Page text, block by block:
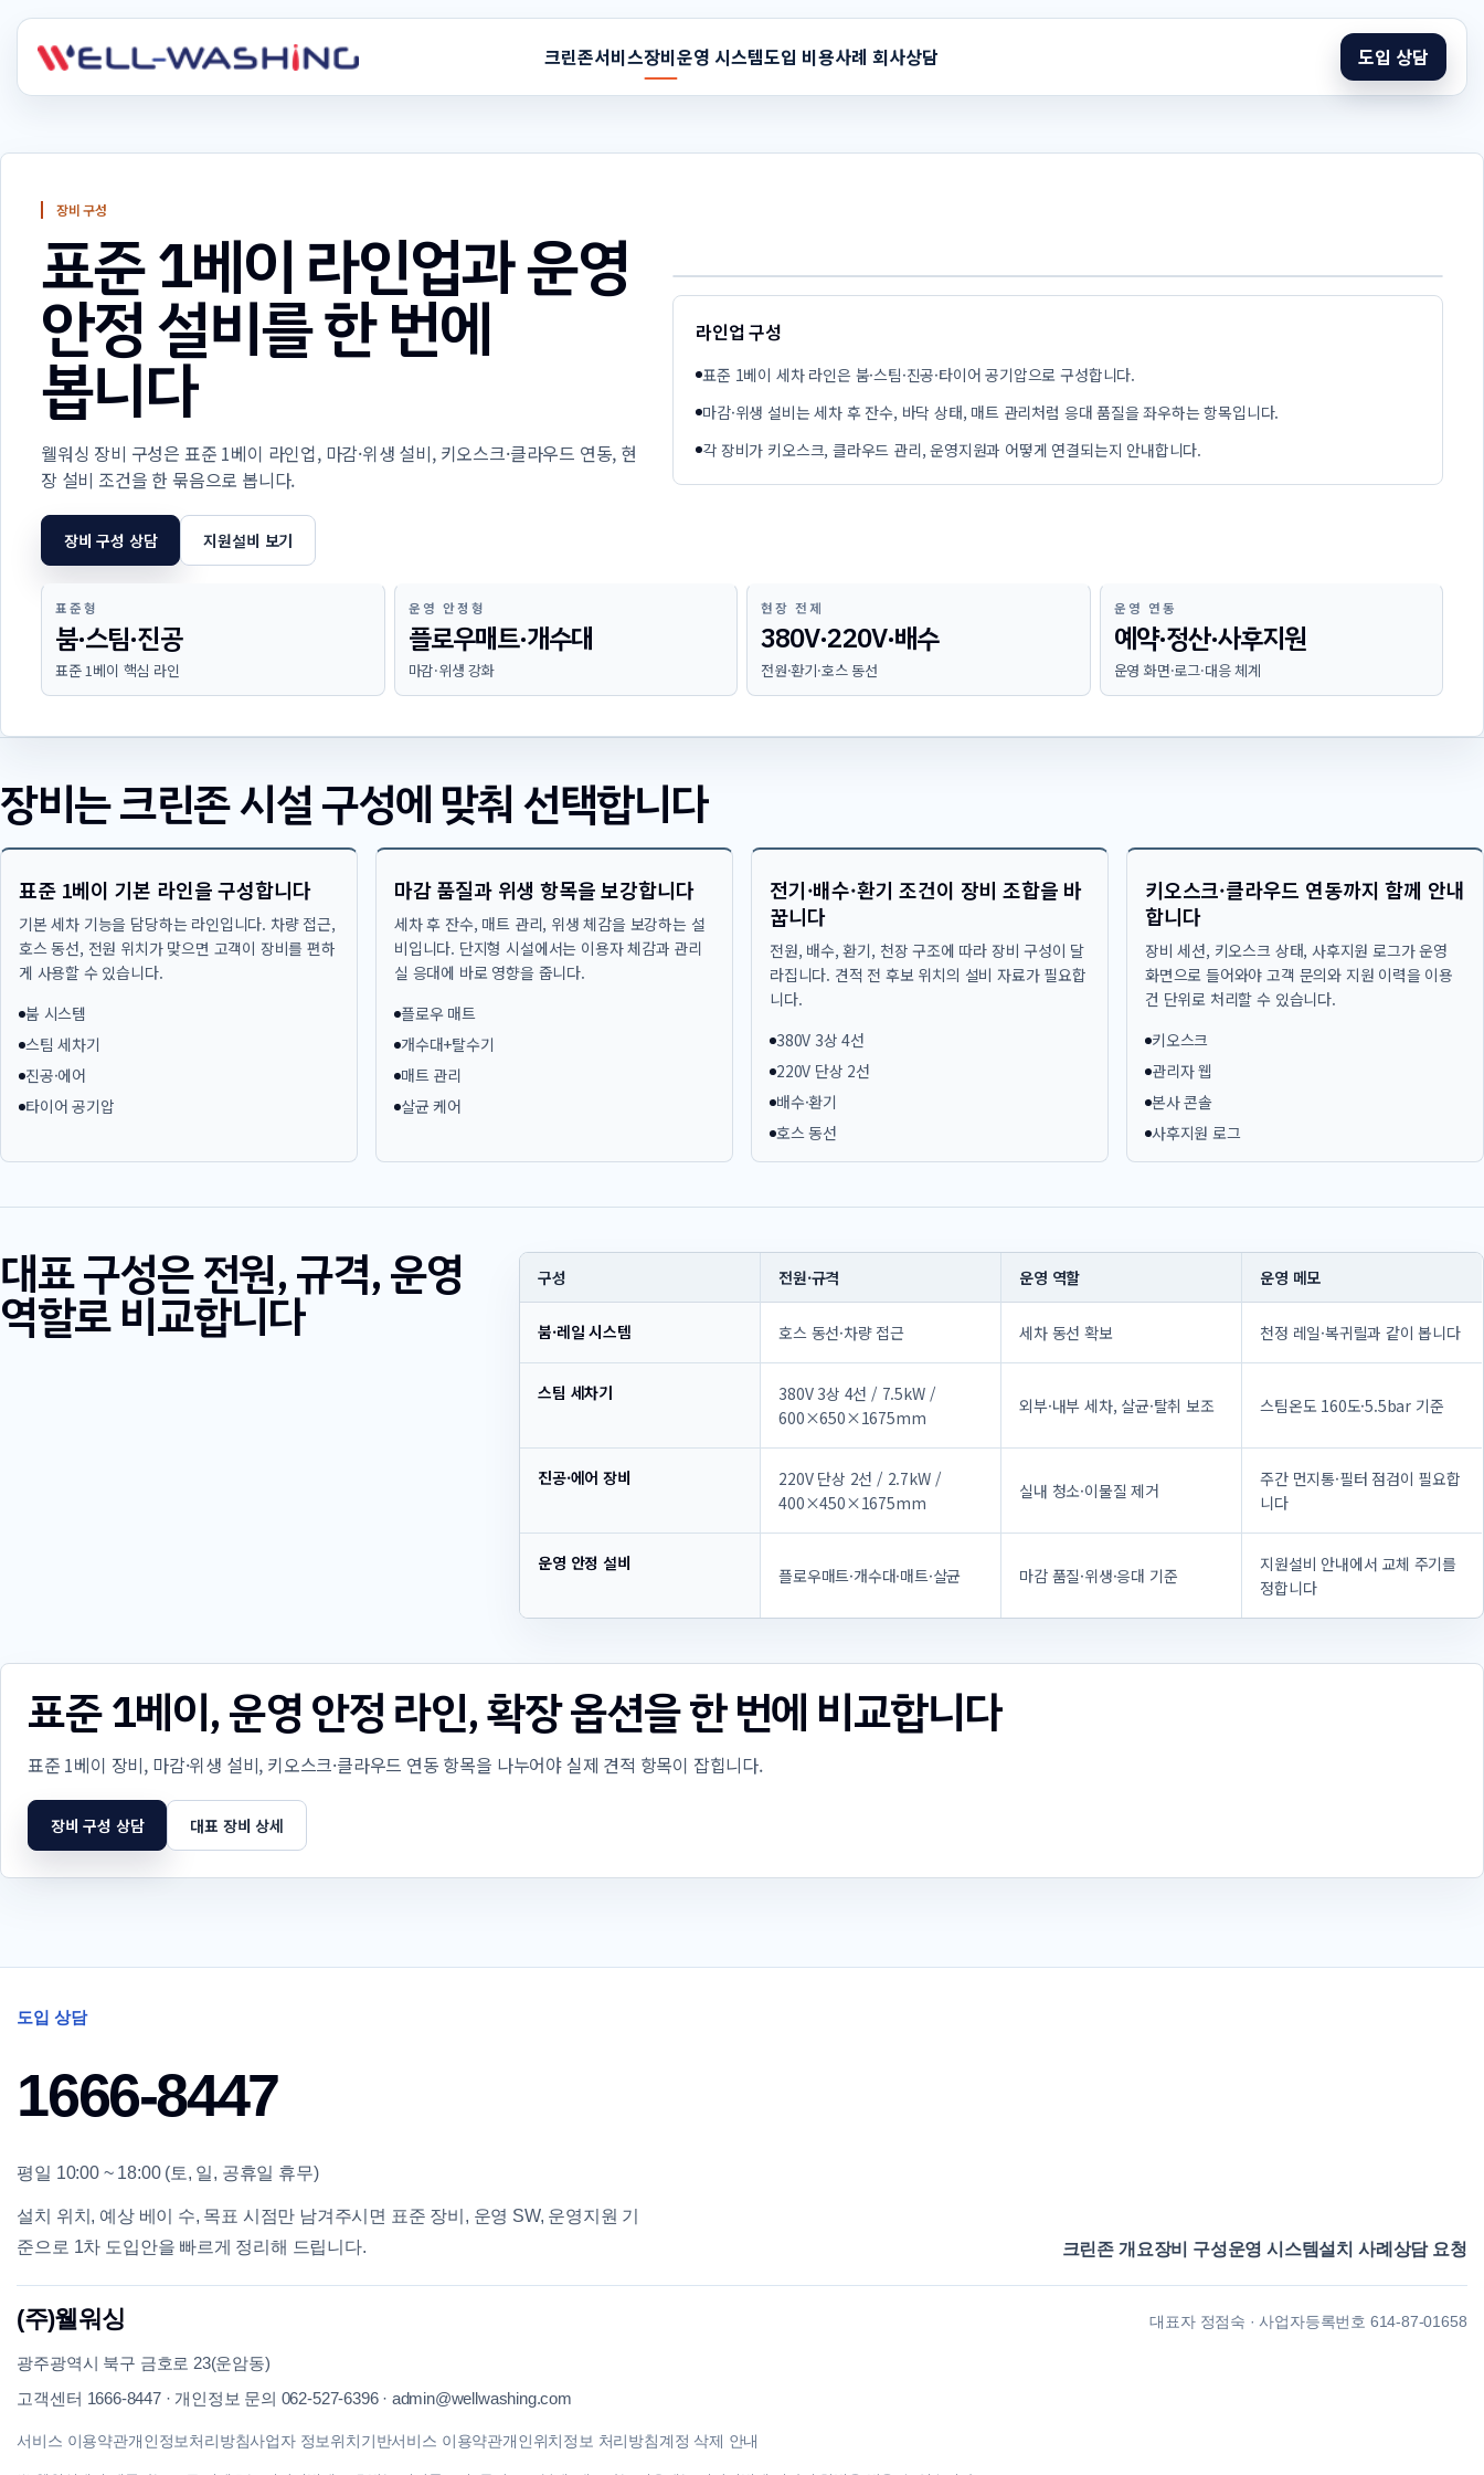
크린존서비스장비운영 시스템도입 비용사례 회사상담 도입 상담
장비 구성
표준 1베이 라인업과 운영
안정 설비를 한 번에
봅니다
웰워싱 장비 구성은 표준 1베이 라인업, 마감·위생 설비, 키오스크·클라우드 연동, 현
장 설비 조건을 한 묶음으로 봅니다.
장비 구성 상담 지원설비 보기
라인업 구성
표준 1베이 세차 라인은 붐·스팀·진공·타이어 공기압으로 구성합니다.
마감·위생 설비는 세차 후 잔수, 바닥 상태, 매트 관리처럼 응대 품질을 좌우하는 항목입니다.
각 장비가 키오스크, 클라우드 관리, 운영지원과 어떻게 연결되는지 안내합니다.
표준형
붐·스팀·진공
표준 1베이 핵심 라인
운영 안정형
플로우매트·개수대
마감·위생 강화
현장 전제
380V·220V·배수
전원·환기·호스 동선
운영 연동
예약·정산·사후지원
운영 화면·로그·대응 체계
장비는 크린존 시설 구성에 맞춰 선택합니다
표준 1베이 기본 라인을 구성합니다
기본 세차 기능을 담당하는 라인입니다. 차량 접근,
호스 동선, 전원 위치가 맞으면 고객이 장비를 편하
게 사용할 수 있습니다.
붐 시스템
스팀 세차기
진공·에어
타이어 공기압
마감 품질과 위생 항목을 보강합니다
세차 후 잔수, 매트 관리, 위생 체감을 보강하는 설
비입니다. 단지형 시설에서는 이용자 체감과 관리
실 응대에 바로 영향을 줍니다.
플로우 매트
개수대+탈수기
매트 관리
살균 케어
전기·배수·환기 조건이 장비 조합을 바
꿉니다
전원, 배수, 환기, 천장 구조에 따라 장비 구성이 달
라집니다. 견적 전 후보 위치의 설비 자료가 필요합
니다.
380V 3상 4선
220V 단상 2선
배수·환기
호스 동선
키오스크·클라우드 연동까지 함께 안내
합니다
장비 세션, 키오스크 상태, 사후지원 로그가 운영
화면으로 들어와야 고객 문의와 지원 이력을 이용
건 단위로 처리할 수 있습니다.
키오스크
관리자 웹
본사 콘솔
사후지원 로그
대표 구성은 전원, 규격, 운영
역할로 비교합니다
구성 전원·규격 운영 역할 운영 메모
붐·레일 시스템 호스 동선·차량 접근 세차 동선 확보 천정 레일·복귀릴과 같이 봅니다
스팀 세차기
380V 3상 4선 / 7.5kW /
600×650×1675mm
외부·내부 세차, 살균·탈취 보조 스팀온도 160도·5.5bar 기준
진공·에어 장비
220V 단상 2선 / 2.7kW /
400×450×1675mm
실내 청소·이물질 제거
주간 먼지통·필터 점검이 필요합
니다
운영 안정 설비
플로우매트·개수대·매트·살균 마감 품질·위생·응대 기준
지원설비 안내에서 교체 주기를
정합니다
표준 1베이, 운영 안정 라인, 확장 옵션을 한 번에 비교합니다
표준 1베이 장비, 마감·위생 설비, 키오스크·클라우드 연동 항목을 나누어야 실제 견적 항목이 잡힙니다.
장비 구성 상담 대표 장비 상세
도입 상담
1666-8447
평일 10:00 ~ 18:00 (토, 일, 공휴일 휴무)
설치 위치, 예상 베이 수, 목표 시점만 남겨주시면 표준 장비, 운영 SW, 운영지원 기
준으로 1차 도입안을 빠르게 정리해 드립니다.
크린존 개요장비 구성운영 시스템설치 사례 상담 요청
(주)웰워싱 대표자 정점숙 ·사업자등록번호 614-87-01658
광주광역시 북구 금호로 23(운암동)
고객센터 1666-8447· 개인정보 문의 062-527-6396· admin@wellwashing.com
서비스 이용약관개인정보처리방침사업자 정보위치기반서비스 이용약관개인위치정보 처리방침계정 삭제 안내